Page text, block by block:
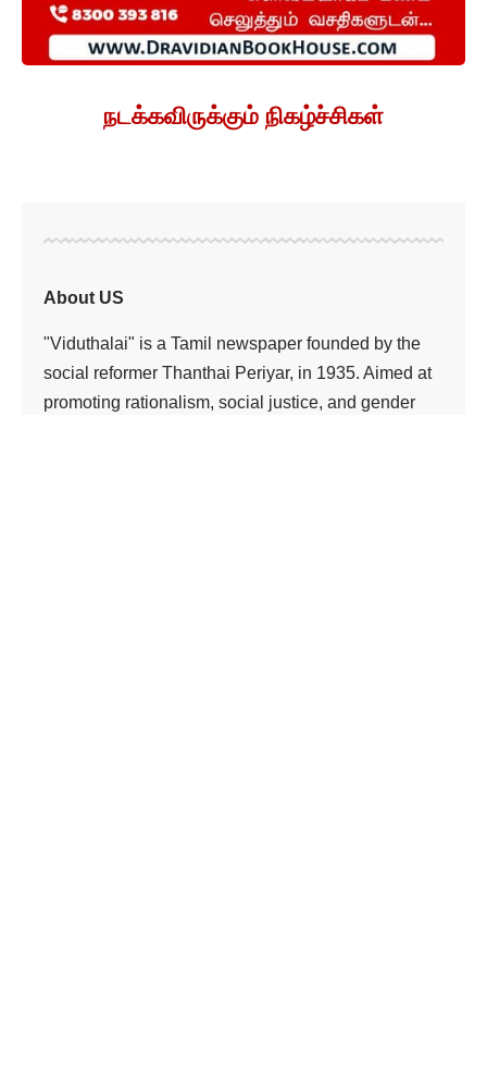
நடக்கவிருக்கும் நிகழ்ச்சிகள்
About US
"Viduthalai" is a Tamil newspaper founded by the
social reformer Thanthai Periyar, in 1935. Aimed at
promoting rationalism, social justice, and gender